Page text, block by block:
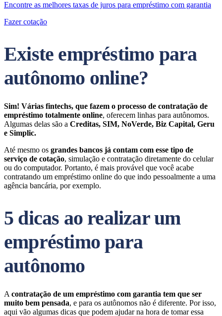
Encontre as melhores taxas de juros para empréstimo com garantia
Fazer cotação
Existe empréstimo para
autônomo online?
Sim! Várias fintechs, que fazem o processo de contratação de
empréstimo totalmente online, oferecem linhas para autônomos.
Algumas delas são a Creditas, SIM, NoVerde, Biz Capital, Geru
e Simplic.
Até mesmo os grandes bancos já contam com esse tipo de
serviço de cotação, simulação e contratação diretamente do celular
ou do computador. Portanto, é mais provável que você acabe
contratando um empréstimo online do que indo pessoalmente a uma
agência bancária, por exemplo.
5 dicas ao realizar um
empréstimo para
autônomo
A contratação de um empréstimo com garantia tem que ser
muito bem pensada, e para os autônomos não é diferente. Por isso,
aqui vão algumas dicas que podem ajudar na hora de tomar essa